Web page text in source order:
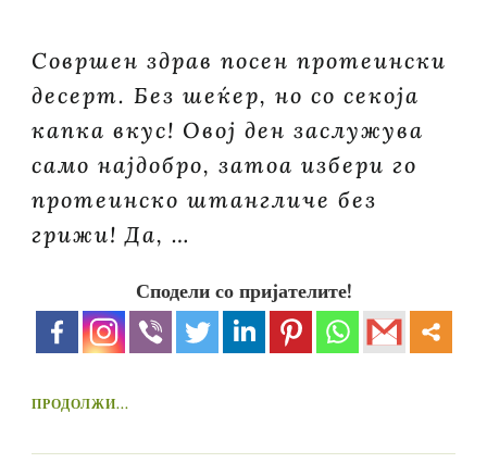
Совршен здрав посен протеински
десерт. Без шеќер, но со секоја
капка вкус! Овој ден заслужува
само најдобро, затоа избери го
протеинско штангличе без
грижи! Да, …
Сподели со пријателите!
ПРОДОЛЖИ...